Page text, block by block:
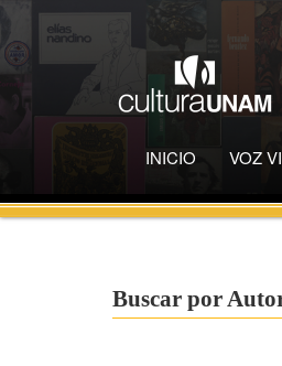
INICIO VOZ
Buscar por